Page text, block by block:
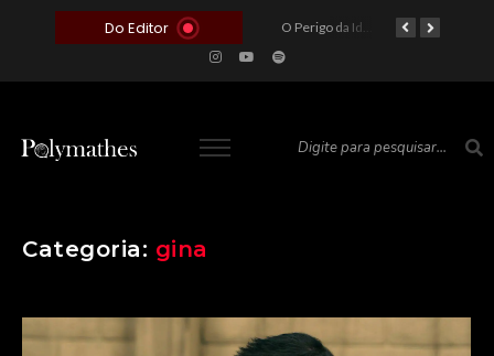
Do Editor
O Voto como Moeda: Clientelismo e o Analfabetismo Funcional Político no Brasil O Perigo da Ideologia Desenfreada na Justiça: Quando a Pauta Política Substitui a Pena Criminal
Categoria: gina